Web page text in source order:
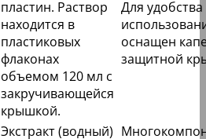
пластин. Раствор
находится в
пластиковых
флаконах
объемом 120 мл с
закручивающейся
крышкой.
Для удобства
оснащен
защитной
Экстракт (водный)